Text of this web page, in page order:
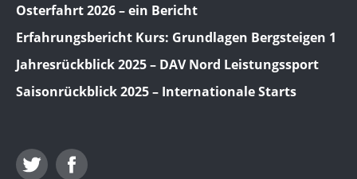
Osterfahrt 2026 – ein Bericht
Erfahrungsbericht Kurs: Grundlagen Bergsteigen 1
Jahresrückblick 2025 – DAV Nord Leistungssport
Saisonrückblick 2025 – Internationale Starts
Twitter